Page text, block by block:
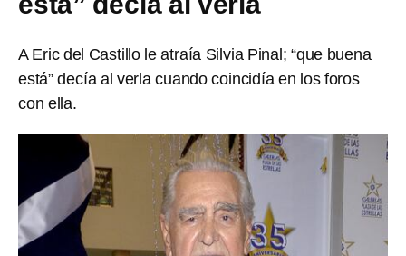
A Eric del Castillo le atraía Silvia Pinal; “que buena
está” decía al verla cuando coincidía en los foros
con ella.